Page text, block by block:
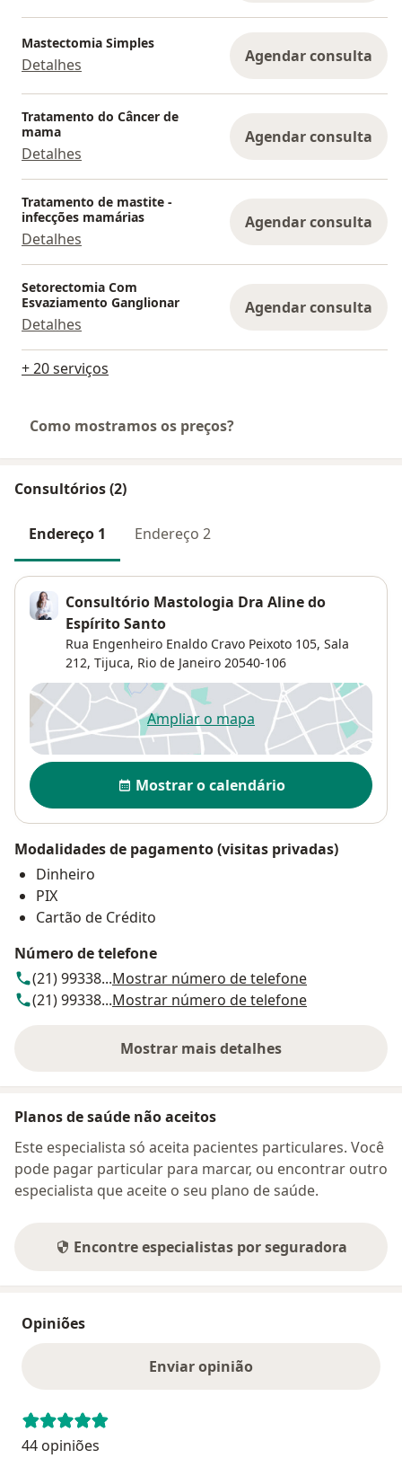
Mastectomia Simples
Detalhes Agendar consulta
Tratamento do Câncer de
mama
Detalhes
Agendar consulta
Tratamento de mastite -
infecções mamárias
Detalhes
Agendar consulta
Setorectomia Com
Esvaziamento Ganglionar
Detalhes
Agendar consulta
+ 20 serviços
Como mostramos os preços?
Consultórios (2)
Endereço 1 Endereço 2
Consultório Mastologia Dra Aline do
Espírito Santo
Rua Engenheiro Enaldo Cravo Peixoto 105, Sala
212, Tijuca, Rio de Janeiro 20540-106
Ampliar o mapaabre num novo separador
Disponibilidade
Mostrar o calendário
Modalidades de pagamento (visitas privadas)
Dinheiro
PIX
Cartão de Crédito
Número de telefone
(21) 99338...Mostrar número de telefone
(21) 99338...Mostrar número de telefone
Mostrar mais detalhes
sobre o endereço
Planos de saúde não aceitos
Este especialista só aceita pacientes particulares. Você
pode pagar particular para marcar, ou encontrar outro
especialista que aceite o seu plano de saúde.
Encontre especialistas por seguradora
Opiniões
Enviar opinião
44 opiniões